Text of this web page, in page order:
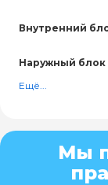
Внутренний
Наружный блок
Ещё...
Мы